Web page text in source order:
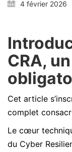
4 février 2026
CRA,
Cet article
complet
Le cœur
du Cyber